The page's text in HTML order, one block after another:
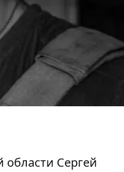
области Сергей